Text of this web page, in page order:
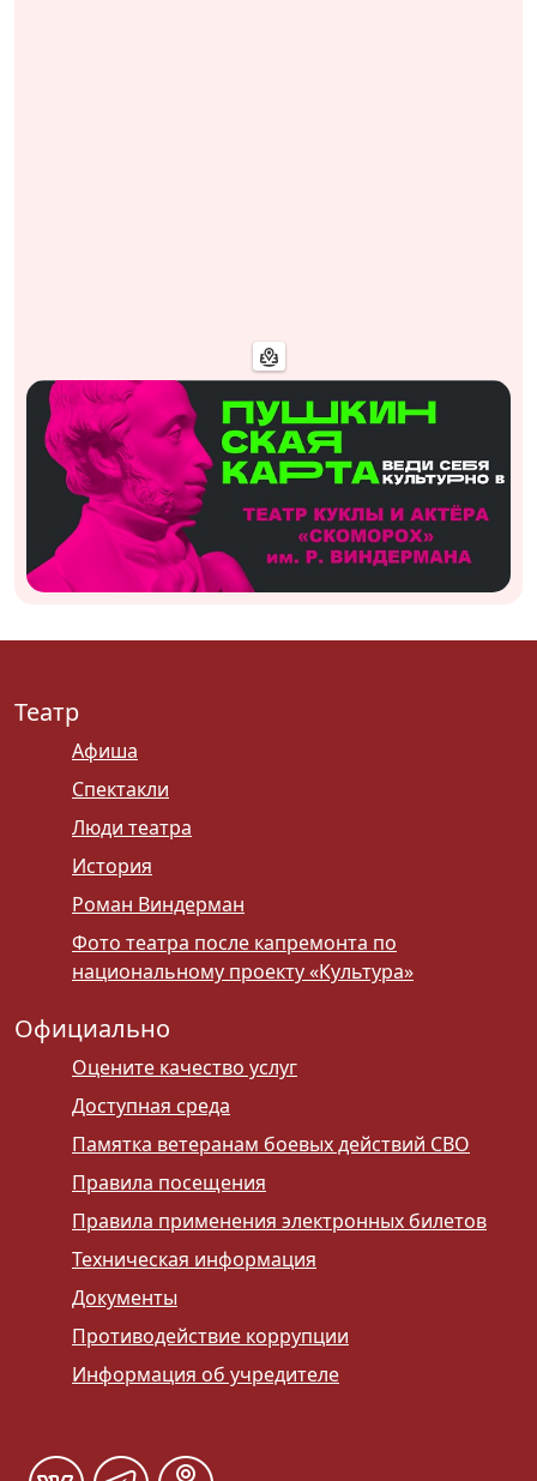
Театр
Афиша
Спектакли
Люди театра
История
Роман Виндерман
Фото театра после капремонта по
национальному проекту «Культура»
Официально
Оцените качество услуг
Доступная среда
Памятка ветеранам боевых действий СВО
Правила посещения
Правила применения электронных билетов
Техническая информация
Документы
Противодействие коррупции
Информация об учредителе